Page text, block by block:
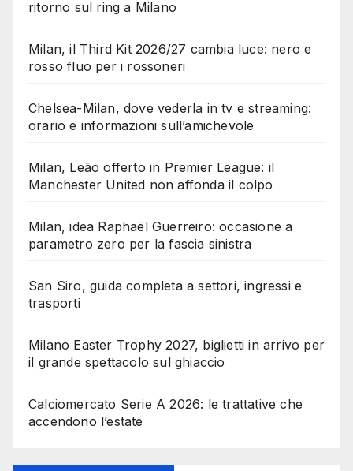
ritorno sul ring a Milano
Milan, il Third Kit 2026/27 cambia luce: nero e
rosso fluo per i rossoneri
Chelsea-Milan, dove vederla in tv e streaming:
orario e informazioni sull’amichevole
Milan, Leão offerto in Premier League: il
Manchester United non affonda il colpo
Milan, idea Raphaël Guerreiro: occasione a
parametro zero per la fascia sinistra
San Siro, guida completa a settori, ingressi e
trasporti
Milano Easter Trophy 2027, biglietti in arrivo per
il grande spettacolo sul ghiaccio
Calciomercato Serie A 2026: le trattative che
accendono l’estate